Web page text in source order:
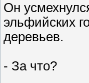
Он
эльфийских
деревьев.
- За что?